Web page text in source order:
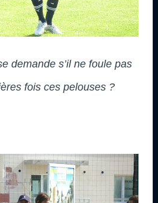
demande s’il ne foule pas
fois ces pelouses ?